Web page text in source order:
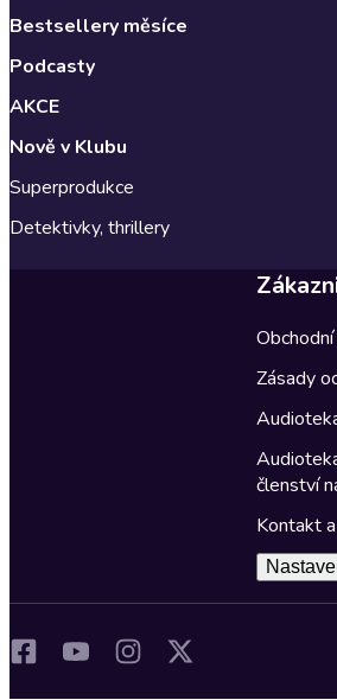
Bestsellery měsíce
Podcasty
AKCE
Nově v Klubu
Superprodukce
Detektivky, thrillery
Zásady
členství
Kontakt